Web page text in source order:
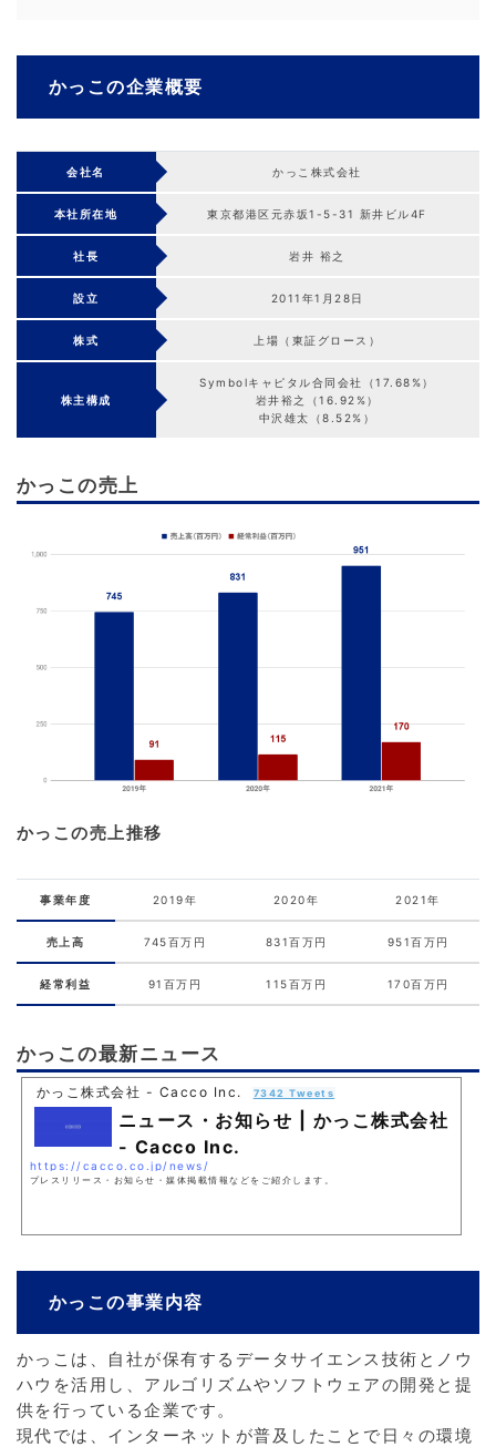
かっこの企業概要
会社名 かっこ株式会社
本社所在地 東京都港区元赤坂1-5-31 新井ビル4F
社長 岩井 裕之
設立 2011年1月28日
株式 上場（東証グロース）
株主構成
Symbolキャピタル合同会社（17.68%）
岩井裕之（16.92%）
中沢雄太（8.52%）
かっこの売上
かっこの売上推移
事業年度 2019年 2020年 2021年
売上高 745百万円 831百万円 951百万円
経常利益 91百万円 115百万円 170百万円
かっこの最新ニュース
かっこ株式会社 - Cacco Inc. 7342 Tweets
ニュース・お知らせ | かっこ株式会社
- Cacco Inc.
https://cacco.co.jp/news/
プレスリリース・お知らせ・媒体掲載情報などをご紹介します。
かっこの事業内容
かっこは、自社が保有するデータサイエンス技術とノウ
ハウを活用し、アルゴリズムやソフトウェアの開発と提
供を行っている企業です。
現代では、インターネットが普及したことで日々の環境